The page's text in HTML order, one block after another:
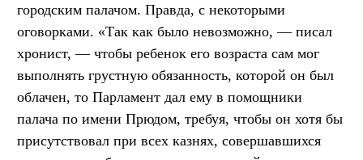
городским палачом. Правда, с некоторыми
оговорками. «Так как было невозможно, — писал
хронист, — чтобы ребенок его возраста сам мог
выполнять грустную обязанность, которой он был
облачен, то Парламент дал ему в помощники
палача по имени Прюдом, требуя, чтобы он хотя бы
присутствовал при всех казнях, совершавшихся